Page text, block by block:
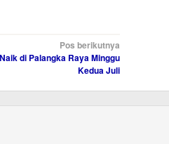
Pos berikutnya
di Palangka Raya Minggu
Kedua Juli